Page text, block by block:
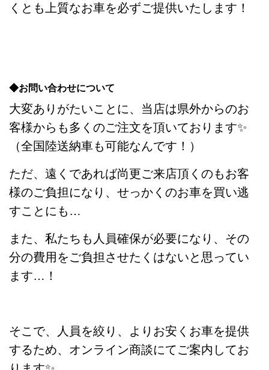
くとも上質なお車を必ずご提供いたします！
◆お問い合わせについて
大変ありがたいことに、当店は県外からのお
客様からも多くのご注文を頂いております✨
（全国陸送納車も可能なんです！）
ただ、遠くであれば尚更ご来店頂くのもお客
様のご負担になり、せっかくのお車を買い逃
すことにも…
また、私たちも人員確保が必要になり、その
分の費用をご負担させたくはないと思ってい
ます…！
そこで、人員を絞り、よりお安くお車を提供
するため、オンライン商談にてご案内してお